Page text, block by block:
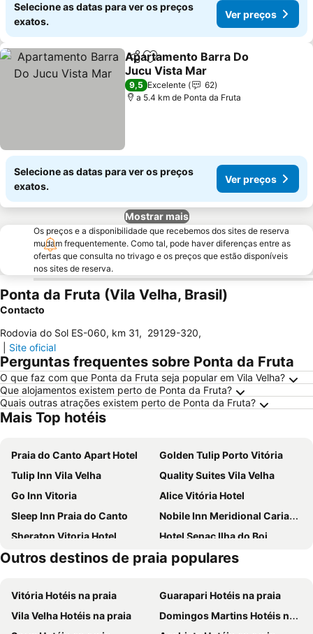
Selecione as datas para ver os preços
exatos.
Ver preços
PartilharAdicionar aos favoritos
Apartamento Barra Do
Jucu Vista Mar
Ver preços
9,5 Excelente
62
a 5.4 km de Ponta da Fruta
Selecione as datas para ver os preços
exatos.
Ver preços
Mostrar mais
Os preços e a disponibilidade que recebemos dos sites de reserva
mudam frequentemente. Como tal, pode haver diferenças entre as
ofertas que consulta no trivago e os preços que estão disponíveis
nos sites de reserva.
Ponta da Fruta (Vila Velha, Brasil)
Contacto
Rodovia do Sol ES-060, km 31, 29129-320,
Site oficial
Perguntas frequentes sobre Ponta da Fruta
O que faz com que Ponta da Fruta seja popular em Vila Velha?
Que alojamentos existem perto de Ponta da Fruta?
Quais outras atrações existem perto de Ponta da Fruta?
Mais Top hotéis
Praia do Canto Apart Hotel
Golden Tulip Porto Vitória
Tulip Inn Vila Velha
Quality Suites Vila Velha
Go Inn Vitoria
Alice Vitória Hotel
Sleep Inn Praia do Canto
Nobile Inn Meridional Cariacica
Sheraton Vitoria Hotel
Hotel Senac Ilha do Boi
Cannes Palace Hotel
Hotel Plaza Mar
Acquamarine Park Hotel
Hostel Vila Velha
Champagnat Praia Hotel
Hotel Marlin Azul
Outros destinos de praia populares
Vitória Hotéis na praia
Guarapari Hotéis na praia
Vila Velha Hotéis na praia
Domingos Martins Hotéis na praia